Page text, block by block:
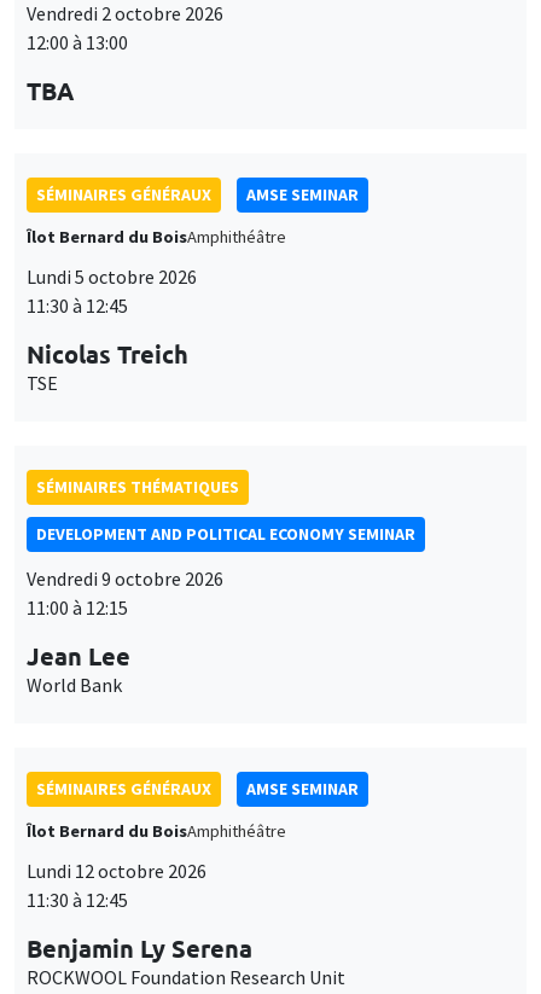
12:00 à 13:00
TBA
SÉMINAIRES GÉNÉRAUX
AMSE SEMINAR
Îlot Bernard du Bois
Amphithéâtre
Lundi 5 octobre 2026
11:30 à 12:45
Nicolas Treich
TSE
SÉMINAIRES THÉMATIQUES
DEVELOPMENT AND POLITICAL ECONOMY SEMINAR
Vendredi 9 octobre 2026
11:00 à 12:15
Jean Lee
World Bank
SÉMINAIRES GÉNÉRAUX
AMSE SEMINAR
Îlot Bernard du Bois
Amphithéâtre
Lundi 12 octobre 2026
11:30 à 12:45
Benjamin Ly Serena
ROCKWOOL Foundation Research Unit